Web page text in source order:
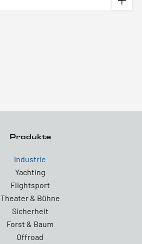
Produkte
Industrie
Yachting
Flightsport
Theater & Bühne
Sicherheit
Forst & Baum
Offroad